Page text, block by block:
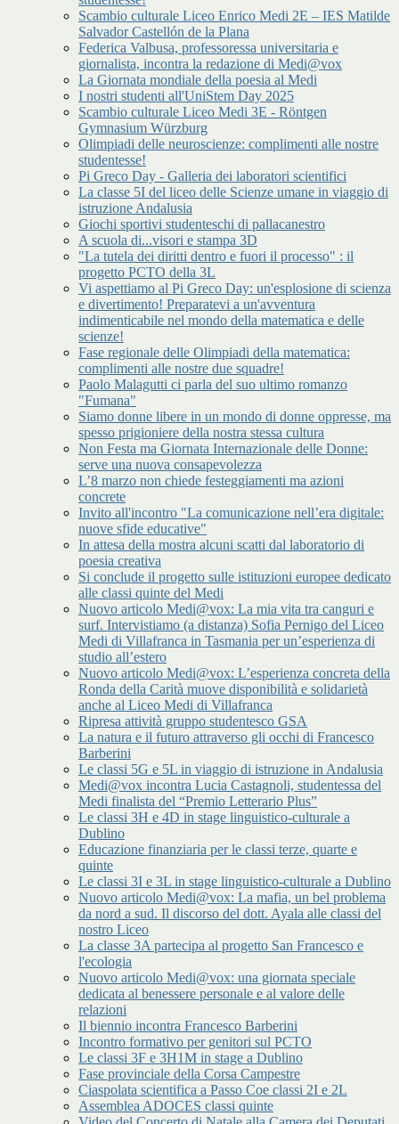
Scambio culturale Liceo Enrico Medi 2E – IES Matilde
Salvador Castellón de la Plana
Federica Valbusa, professoressa universitaria e
giornalista, incontra la redazione di Medi@vox
La Giornata mondiale della poesia al Medi
I nostri studenti all'UniStem Day 2025
Scambio culturale Liceo Medi 3E - Röntgen
Gymnasium Würzburg
Olimpiadi delle neuroscienze: complimenti alle nostre
studentesse!
Pi Greco Day - Galleria dei laboratori scientifici
La classe 5I del liceo delle Scienze umane in viaggio di
istruzione Andalusia
Giochi sportivi studenteschi di pallacanestro
A scuola di...visori e stampa 3D
"La tutela dei diritti dentro e fuori il processo" : il
progetto PCTO della 3L
Vi aspettiamo al Pi Greco Day: un'esplosione di scienza
e divertimento! Preparatevi a un'avventura
indimenticabile nel mondo della matematica e delle
scienze!
Fase regionale delle Olimpiadi della matematica:
complimenti alle nostre due squadre!
Paolo Malagutti ci parla del suo ultimo romanzo
"Fumana"
Siamo donne libere in un mondo di donne oppresse, ma
spesso prigioniere della nostra stessa cultura
Non Festa ma Giornata Internazionale delle Donne:
serve una nuova consapevolezza
L’8 marzo non chiede festeggiamenti ma azioni
concrete
Invito all'incontro "La comunicazione nell’era digitale:
nuove sfide educative"
In attesa della mostra alcuni scatti dal laboratorio di
poesia creativa
Si conclude il progetto sulle istituzioni europee dedicato
alle classi quinte del Medi
Nuovo articolo Medi@vox: La mia vita tra canguri e
surf. Intervistiamo (a distanza) Sofia Pernigo del Liceo
Medi di Villafranca in Tasmania per un’esperienza di
studio all’estero
Nuovo articolo Medi@vox: L’esperienza concreta della
Ronda della Carità muove disponibilità e solidarietà
anche al Liceo Medi di Villafranca
Ripresa attività gruppo studentesco GSA
La natura e il futuro attraverso gli occhi di Francesco
Barberini
Le classi 5G e 5L in viaggio di istruzione in Andalusia
Medi@vox incontra Lucia Castagnoli, studentessa del
Medi finalista del “Premio Letterario Plus”
Le classi 3H e 4D in stage linguistico-culturale a
Dublino
Educazione finanziaria per le classi terze, quarte e
quinte
Le classi 3I e 3L in stage linguistico-culturale a Dublino
Nuovo articolo Medi@vox: La mafia, un bel problema
da nord a sud. Il discorso del dott. Ayala alle classi del
nostro Liceo
La classe 3A partecipa al progetto San Francesco e
l'ecologia
Nuovo articolo Medi@vox: una giornata speciale
dedicata al benessere personale e al valore delle
relazioni
Il biennio incontra Francesco Barberini
Incontro formativo per genitori sul PCTO
Le classi 3F e 3H1M in stage a Dublino
Fase provinciale della Corsa Campestre
Ciaspolata scientifica a Passo Coe classi 2I e 2L
Assemblea ADOCES classi quinte